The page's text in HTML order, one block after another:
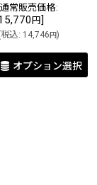
通常販売価格:
円]
税込: 14,746円)
オプション選択